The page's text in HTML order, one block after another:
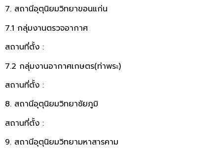
7. สถานีอุตุนิยมวิทยาขอนแก่น
7.1 กลุ่มงานตรวจอากาศ
สถานที่ตั้ง :
7.2 กลุ่มงานอากาศเกษตร(ท่าพระ)
สถานที่ตั้ง :
8. สถานีอุตุนิยมวิทยาชัยภูมิ
สถานที่ตั้ง :
9. สถานีอุตุนิยมวิทยามหาสารคาม